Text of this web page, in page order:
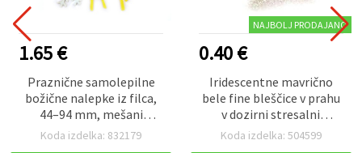
1.65 €
Praznične samolepilne
božične nalepke iz filca,
44–94 mm, mešani
motivi, komplet 5 kosov –
Koda izdelka: 832179
NAJBOLJ PRODAJANO
0.40 €
Iridescentne mavrično
bele fine bleščice v prahu
v dozirni stresalni
steklenički, 7–9 g
Koda izdelka: 504599